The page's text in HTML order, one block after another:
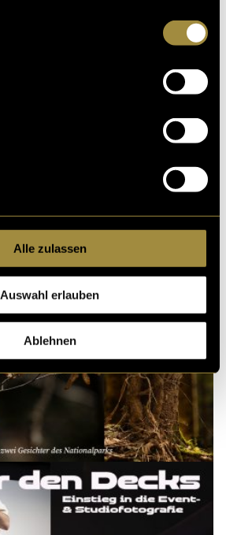
Alle zulassen
Auswahl erlauben
Ablehnen